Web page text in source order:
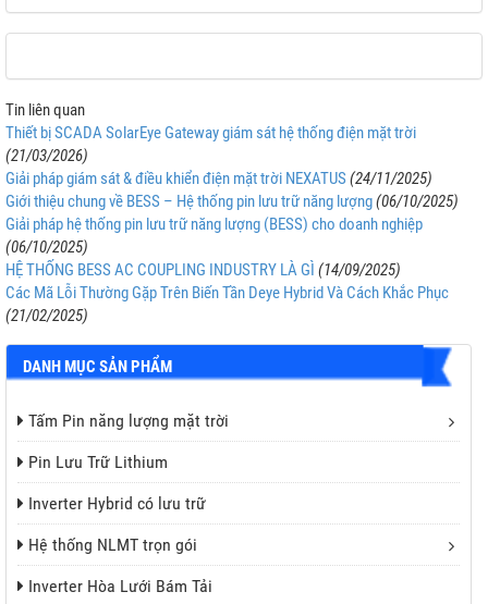
Tin liên quan
Thiết bị SCADA SolarEye Gateway giám sát hệ thống điện mặt trời
(21/03/2026)
Giải pháp giám sát & điều khiển điện mặt trời NEXATUS (24/11/2025)
Giới thiệu chung về BESS – Hệ thống pin lưu trữ năng lượng(06/10/2025)
Giải pháp hệ thống pin lưu trữ năng lượng (BESS) cho doanh nghiệp
(06/10/2025)
HỆ THỐNG BESS AC COUPLING INDUSTRY LÀ GÌ (14/09/2025)
Các Mã Lỗi Thường Gặp Trên Biến Tần Deye Hybrid Và Cách Khắc Phục
(21/02/2025)
DANH MỤC SẢN PHẨM
Tấm Pin năng lượng mặt trời
Pin Lưu Trữ Lithium
Inverter Hybrid có lưu trữ
Hệ thống NLMT trọn gói
Inverter Hòa Lưới Bám Tải